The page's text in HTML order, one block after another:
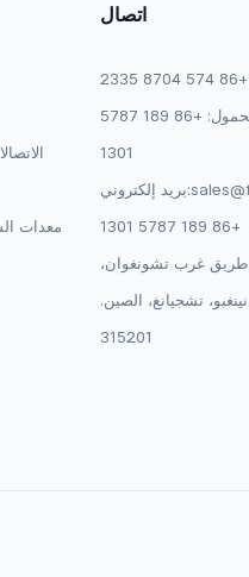
معدات
اتصال
الهاتف المحمول: +86 189 5787
1301
بريد إلكتروني:
+86 189 5787 1301
العنوان: 777 طريق غرب تشونغوان،
تشجيانغ، الصين.
315201